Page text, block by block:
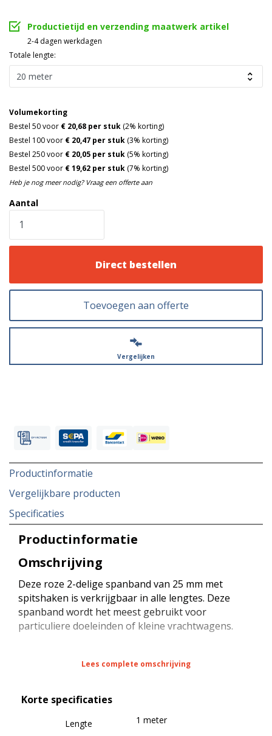
Productietijd en verzending maatwerk artikel
2-4 dagen werkdagen
Totale lengte:
Aantal
Volumekorting
Bestel 50 voor € 20,68 per stuk (2% korting)
Bestel 100 voor € 20,47 per stuk (3% korting)
Bestel 250 voor € 20,05 per stuk (5% korting)
Bestel 500 voor € 19,62 per stuk (7% korting)
Heb je nog meer nodig? Vraag een offerte aan
Direct bestellen
Toevoegen aan offerte
Vergelijken
Productinformatie
Vergelijkbare producten
Specificaties
Productinformatie
Omschrijving
Deze roze 2-delige spanband van 25 mm met
spitshaken is verkrijgbaar in alle lengtes. Deze
spanband wordt het meest gebruikt voor
particuliere doeleinden of kleine vrachtwagens.
De spanband heeft een sterkte van 1500 daN bij
rondsjorren (omsnoeren), een sterkte van 750 daN
van 75 daN (STF) bij kracht zekeren (neerbinden).
De spanband is voorzien van een standaard
verzinkte ratel en haken. De breeksterkte bedraagt
Lees complete omschrijving
Korte specificaties
Lengte 1 meter